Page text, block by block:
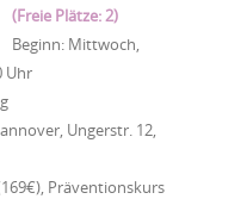
(Freie Plätze: 2)
Beginn: Mittwoch,
Uhr
Ungerstr. 12,
Präventionskurs